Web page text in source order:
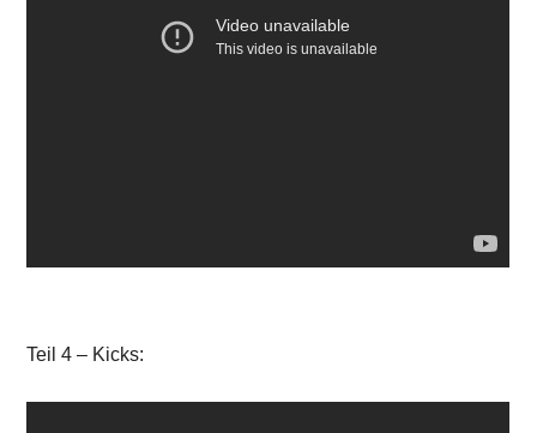
Teil 4 – Kicks: